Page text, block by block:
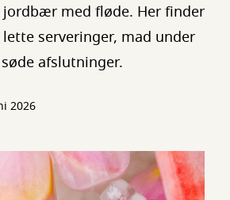
jordbær med fløde. Her finder
serveringer, mad under
afslutninger.
2026